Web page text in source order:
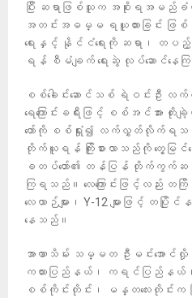
ပြီး ဆရာဖြစ်သူက အစိုးရအမည်
အတင်းအဓမ္မ ရယူထားခြင်း ဖြစ်
ရေးနှင့် နိုင်ငံရေးကို ဆရာ၊ တပ
ရန် စီမံချက် ရေးဆွဲ လုပ်ဆောင်နေက
စစ်ခေါင်းဆောင်သစ် ရဲဝင်းဦး
ရေကြောင်းခရီးဖြင့် စစ်အင်အား
တော်ကို စစ်ရှုံး၍ လက်လွှတ်လိုက်ရသ
တိုက်ယူရန် ကြိုးစားလာသည်ကို တွေ့မြ
ခတပ်တော်၏ တန်ပြန် တိုက်ကွက်
ကြရသည်။ လေကြောင်းဖြင့်လည်း တ
လေယာဉ်များ၊ Y-12 များဖြင့် တ
နေသည်။
အာဏာသိမ်း သမ္မတ ဦးမင်းအော
ကယားပြည်နယ်၊ ကရင်ပြည်နယ်၊
စစ်ကိုင်းတိုင်း၊ မန္တလေးတိုင်းက